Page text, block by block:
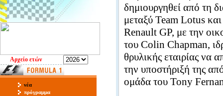
Aρχείο ετών
νέα
πρόγραμμα
δημιουργηθεί από τη
μεταξύ Team Lotus
Renault GP, με την
του Colin Chapman,
θρυλικής εταιρίας να
την υποστήριξή της
ομάδα του Tony